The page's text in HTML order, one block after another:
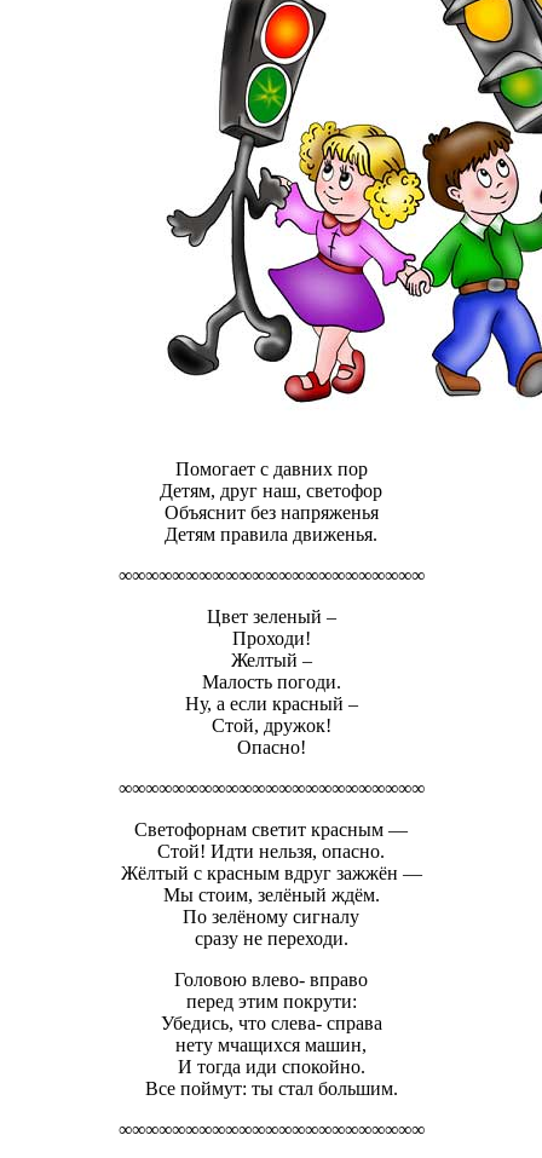
Помогает с давних пор
Детям, друг наш, светофор
Объяснит без напряженья
Детям правила движенья.
∞∞∞∞∞∞∞∞∞∞∞∞∞∞∞∞∞∞∞∞∞∞∞
Цвет зеленый –
Проходи!
Желтый –
Малость погоди.
Ну, а если красный –
Стой, дружок!
Опасно!
∞∞∞∞∞∞∞∞∞∞∞∞∞∞∞∞∞∞∞∞∞∞∞
Светофорнам светит красным —
Стой! Идти нельзя, опасно.
Жёлтый с красным вдруг зажжён —
Мы стоим, зелёный ждём.
По зелёному сигналу
сразу не переходи.
Головою влево- вправо
перед этим покрути:
Убедись, что слева- справа
нету мчащихся машин,
И тогда иди спокойно.
Все поймут: ты стал большим.
∞∞∞∞∞∞∞∞∞∞∞∞∞∞∞∞∞∞∞∞∞∞∞